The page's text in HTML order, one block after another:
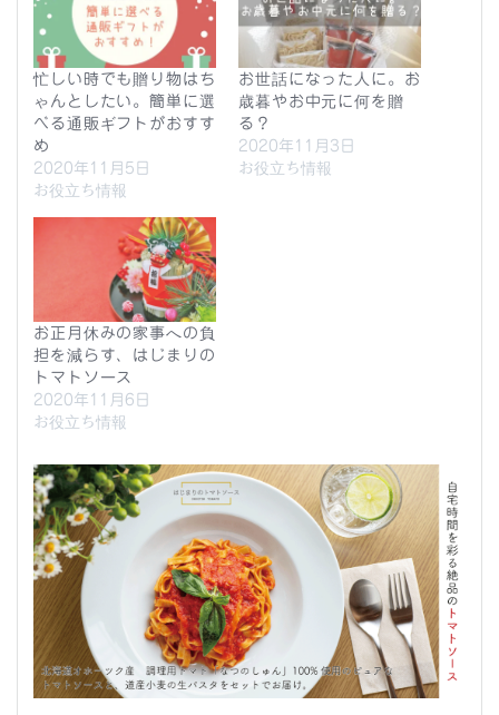
忙しい時でも贈り物はち
ゃんとしたい。簡単に選
べる通販ギフトがおすす
め
2020年11月5日
お役立ち情報
お世話になった人に。お
歳暮やお中元に何を贈
る？
2020年11月3日
お役立ち情報
お正月休みの家事への負
担を減らす、はじまりの
トマトソース
2020年11月6日
お役立ち情報